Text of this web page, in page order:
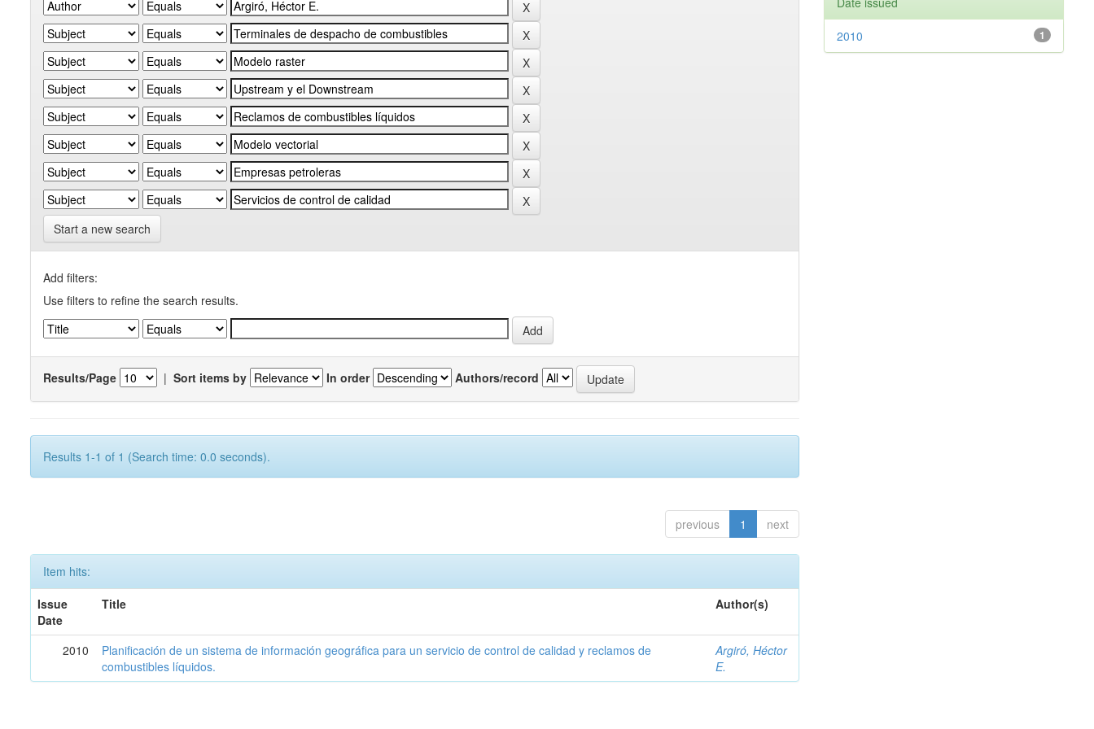
Start a new search
Add filters:
Use filters to refine the search results.
Results/Page | Sort items by In order Authors/record
Results 1-1 of 1 (Search time: 0.0 seconds).
previous 1 next
Item hits:
Issue
Date
Title Author(s)
2010
Planificación de un sistema de información geográfica para un servicio de control de calidad y reclamos de
combustibles líquidos.
Argiró, Héctor
E.
1
2010